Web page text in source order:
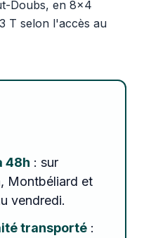
Doubs, en 8x4
T selon l'accès au
48h : sur
Montbéliard et
vendredi.
transporté: